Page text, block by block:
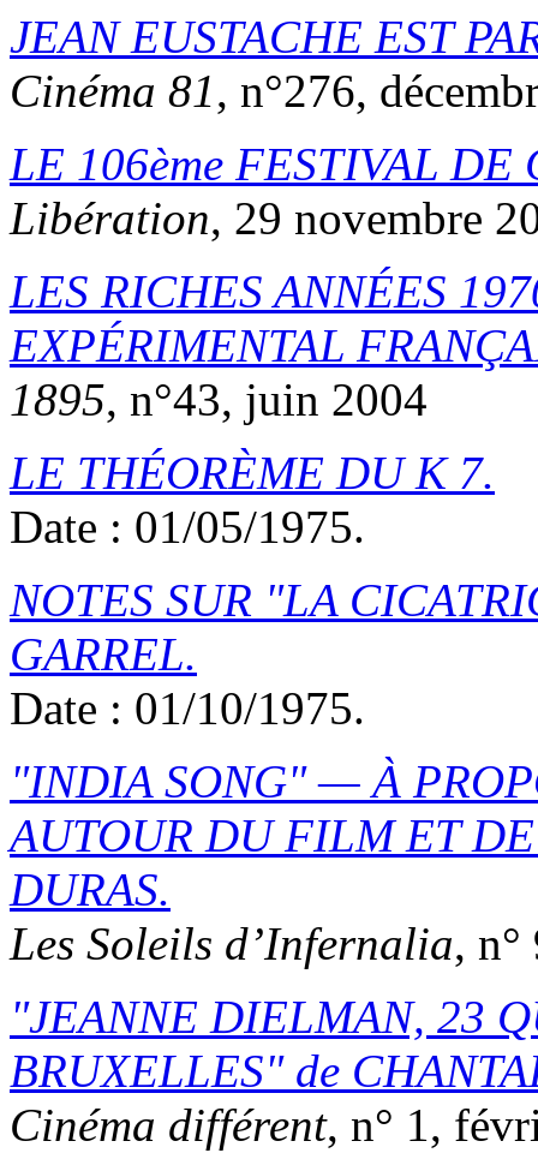
JEAN EUSTACHE EST
Cinéma 81, n°276,
LE 106ème FESTIVAL DE
Libération, 29 novembre
LES RICHES ANNÉES
EXPÉRIMENTAL
1895, n°43, juin 2004
LE THÉORÈME DU K 7.
Date : 01/05/1975.
NOTES SUR
LA
GARREL.
Date : 01/10/1975.
INDIA SONG — À
AUTOUR DU FILM ET
DURAS.
Les Soleils d’Infernalia,
JEANNE DIELMAN, 23
BRUXELLES de
Cinéma différent, n° 1,